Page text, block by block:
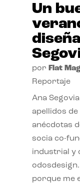
Un
por Flat
Reportaje
Ana
apellidos
anécdotas
socia co-
industrial y
porque me